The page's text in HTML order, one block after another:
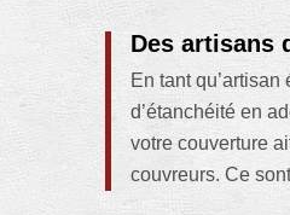
Des artisans
En tant
d’étanchéité en
votre couverture
couvreurs. Ce